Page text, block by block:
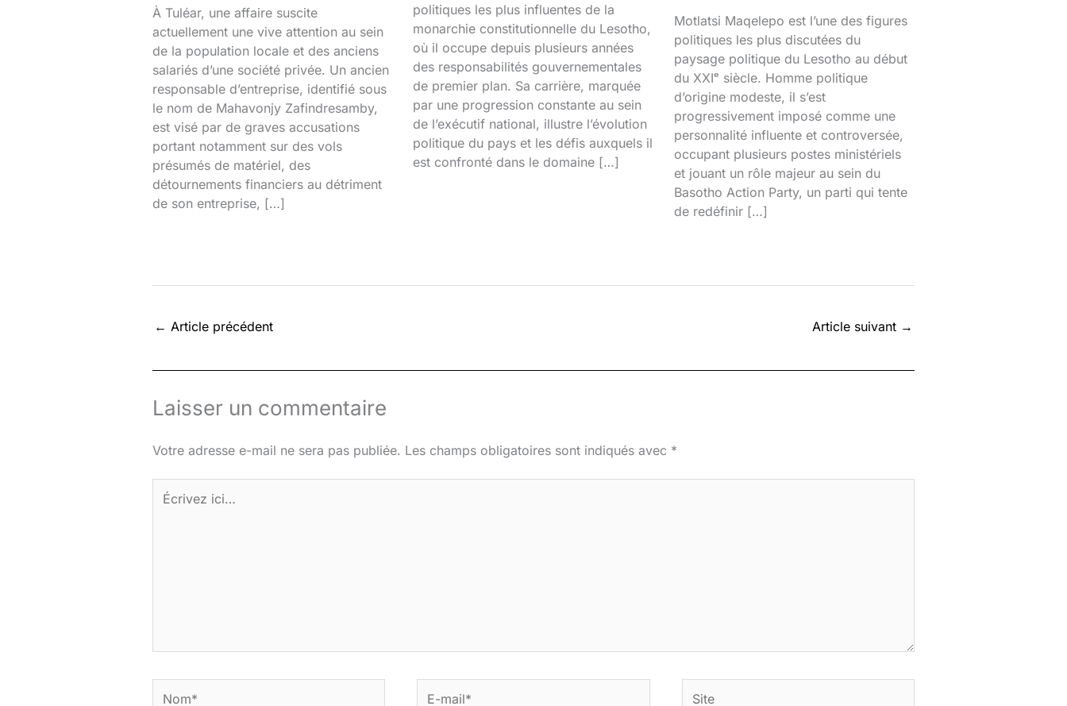
À Tuléar, une affaire suscite
actuellement une vive attention au sein
de la population locale et des anciens
salariés d’une société privée. Un ancien
responsable d’entreprise, identifié sous
le nom de Mahavonjy Zafindresamby,
est visé par de graves accusations
portant notamment sur des vols
présumés de matériel, des
détournements financiers au détriment
de son entreprise, […]
politiques les plus influentes de la
monarchie constitutionnelle du Lesotho,
où il occupe depuis plusieurs années
des responsabilités gouvernementales
de premier plan. Sa carrière, marquée
par une progression constante au sein
de l’exécutif national, illustre l’évolution
politique du pays et les défis auxquels il
est confronté dans le domaine […]
Motlatsi Maqelepo est l’une des figures
politiques les plus discutées du
paysage politique du Lesotho au début
du XXIᵉ siècle. Homme politique
d’origine modeste, il s’est
progressivement imposé comme une
personnalité influente et controversée,
occupant plusieurs postes ministériels
et jouant un rôle majeur au sein du
Basotho Action Party, un parti qui tente
de redéfinir […]
← Article précédent Article suivant →
Laisser un commentaire
Votre adresse e-mail ne sera pas publiée. Les champs obligatoires sont indiqués avec *
ici…